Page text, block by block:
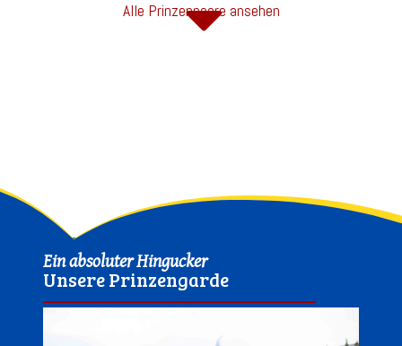
Alle Prinzenpaare ansehen
Ein absoluter Hingucker
Unsere Prinzengarde